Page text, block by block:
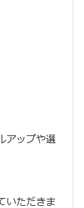
アップや選
いただきま